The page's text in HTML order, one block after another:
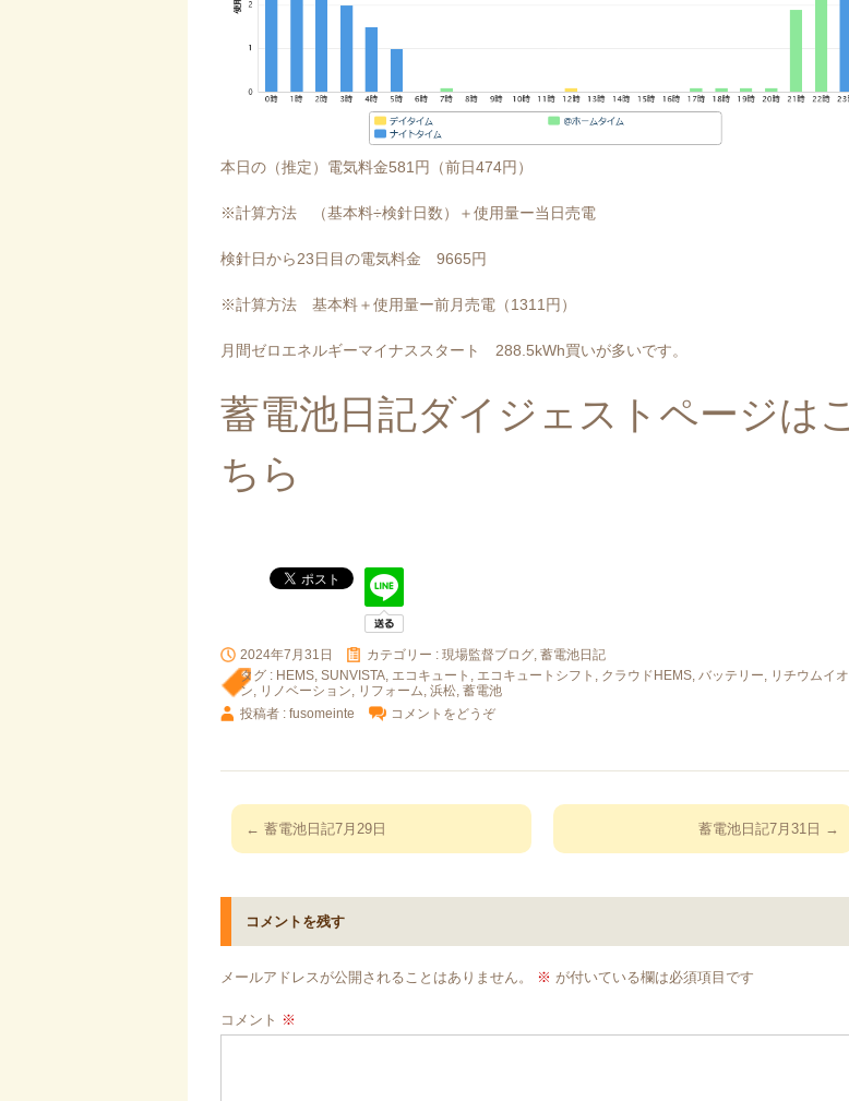
本日の（推定）電気料金581円（前日474円）
※計算方法 （基本料÷検針日数）＋使用量ー当日売電
検針日から23日目の電気料金 9665円
※計算方法 基本料＋使用量ー前月売電（1311円）
月間ゼロエネルギーマイナススタート 288.5kWh買いが多いです。
蓄電池日記ダイジェストページはこ
ちら
2024年7月31日 カテゴリー : 現場監督ブログ, 蓄電池日記
タグ : HEMS, SUNVISTA, エコキュート , エコキュートシフト , クラウドHEMS, バッテリー, リチウムイオ
ン, リノベーション, リフォーム, 浜松, 蓄電池
投稿者 : fusomeinte
コメントをどうぞ
投
稿
ビ
ゲ
シ
ョ
← 蓄電池日記7月29日 蓄電池日記7月31日 →
コメントを残す
メールアドレスが公開されることはありません。 ※ が付いている欄は必須項目です
コメント ※